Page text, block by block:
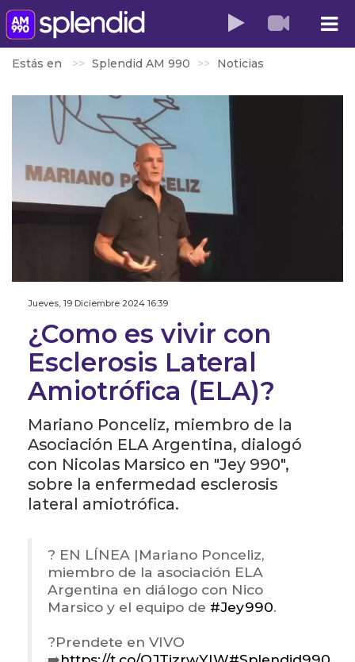
Estás en Splendid AM 990 Noticias
Jueves, 19 Diciembre 2024 16:39
¿Como es vivir con
Esclerosis Lateral
Amiotrófica (ELA)?
Mariano Ponceliz, miembro de la
Asociación ELA Argentina, dialogó
con Nicolas Marsico en "Jey 990",
sobre la enfermedad esclerosis
lateral amiotrófica.
? EN LÍNEA |Mariano Ponceliz,
miembro de la asociación ELA
Argentina en diálogo con Nico
Marsico y el equipo de #Jey990.
?Prendete en VIVO